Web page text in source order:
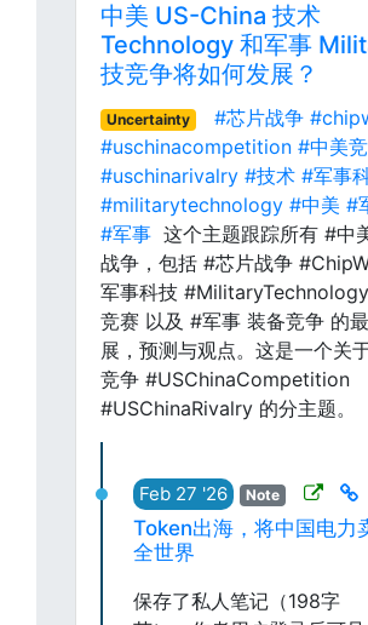
中美 US-China 技术
Technology 和军事
技竞争将如何发展？
Uncertainty #芯片战争
#uschinacompetition #中美
#uschinarivalry #技术 #军事
#militarytechnology #中美 #
#军事 这个主题跟踪所有 #中
战争，包括 #芯片战争
军事科技
竞赛 以及 #军事 装备竞争 的
展，预测与观点。这是一个关
竞争 #USChinaCompetition
#USChinaRivalry 的分主题。
Feb 27 '26 Note
Token出海，将中国电力
全世界
保存了私人笔记（198字